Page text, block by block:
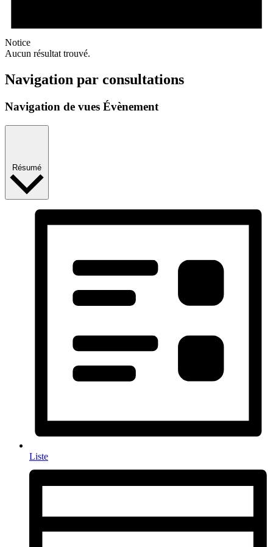
Notice
Aucun résultat trouvé.
Navigation par consultations
Navigation de vues Évènement
Résumé
Liste